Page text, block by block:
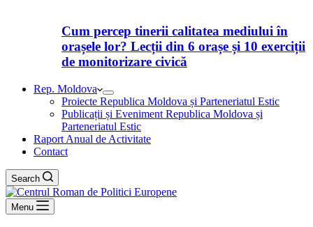
Cum percep tinerii calitatea mediului în
orașele lor? Lecții din 6 orașe și 10 exerciții
de monitorizare civică
Rep. Moldova
Proiecte Republica Moldova și Parteneriatul Estic
Publicații și Eveniment Republica Moldova și
Parteneriatul Estic
Raport Anual de Activitate
Contact
Search
Menu